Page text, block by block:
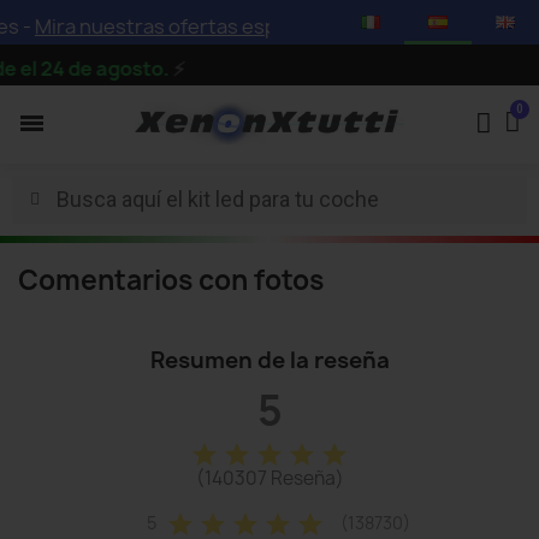
- Mira nuestras ofertas especiales con descuentos de
el 24 de agosto.⚡
Comentarios con fotos
Resumen de la reseña
5
star star star star star
(140307 Reseña)
star star star star star